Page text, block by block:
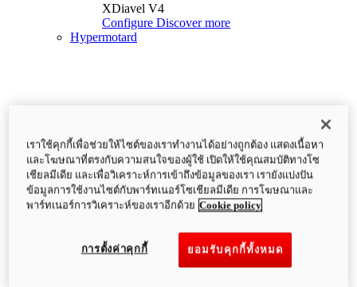
XDiavel V4
Configure Discover more
Hypermotard
เราใช้คุกกี้เพื่อช่วยให้ไซต์ของเราทำงานได้อย่างถูกต้อง แสดงเนื้อหา
และโฆษณาที่ตรงกับความสนใจของผู้ใช้ เปิดให้ใช้คุณสมบัติทางโซ
เชียลมีเดีย และเพื่อวิเคราะห์การเข้าถึงข้อมูลของเรา เรายังแบ่งปัน
ข้อมูลการใช้งานไซต์กับพาร์ทเนอร์โซเชียลมีเดีย การโฆษณาและ
พาร์ทเนอร์การวิเคราะห์ของเราอีกด้วย Cookie policy
ยอมรับคุกกี้ทั้งหมด
การตั้งค่าคุกกี้